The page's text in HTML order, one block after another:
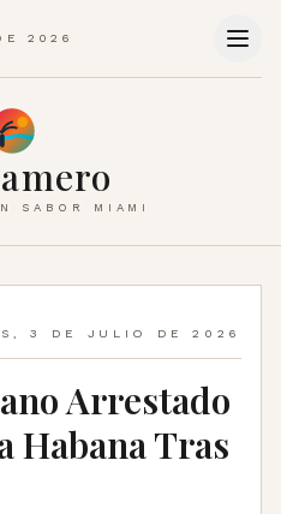
2026
SABOR MIAMI
3 DE JULIO DE 2026
Arrestado
Habana Tras